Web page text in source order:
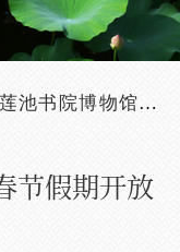
莲池书院博物馆2026年春节假期开放公告
节假期开放